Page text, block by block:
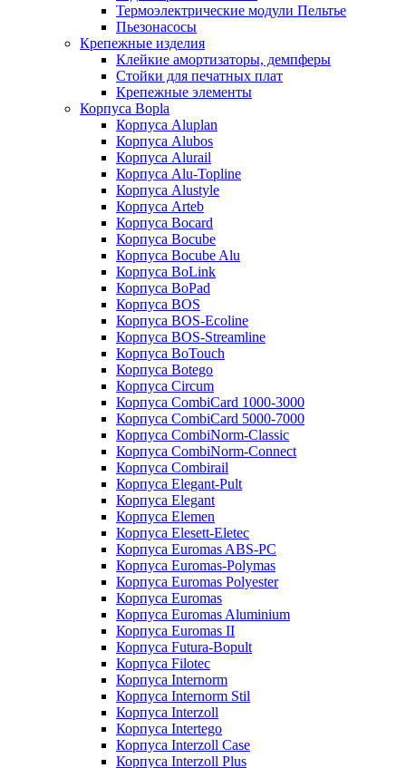
Термоэлектрические модули Пельтье
Пьезонасосы
Крепежные изделия
Клейкие амортизаторы, демпферы
Стойки для печатных плат
Крепежные элементы
Корпуса Bopla
Корпуса Aluplan
Корпуса Alubos
Корпуса Alurail
Корпуса Alu-Topline
Корпуса Alustyle
Корпуса Arteb
Корпуса Bocard
Корпуса Bocube
Корпуса Bocube Alu
Корпуса BoLink
Корпуса BoPad
Корпуса BOS
Корпуса BOS-Ecoline
Корпуса BOS-Streamline
Корпуса BoTouch
Корпуса Botego
Корпуса Circum
Корпуса CombiCard 1000-3000
Корпуса CombiCard 5000-7000
Корпуса CombiNorm-Classic
Корпуса CombiNorm-Connect
Корпуса Combirail
Корпуса Elegant-Pult
Корпуса Elegant
Корпуса Elemen
Корпуса Elesett-Eletec
Корпуса Euromas ABS-PC
Корпуса Euromas-Polymas
Корпуса Euromas Polyester
Корпуса Euromas
Корпуса Euromas Aluminium
Корпуса Euromas II
Корпуса Futura-Bopult
Корпуса Filotec
Корпуса Internorm
Корпуса Internorm Stil
Корпуса Interzoll
Корпуса Intertego
Корпуса Interzoll Case
Корпуса Interzoll Plus